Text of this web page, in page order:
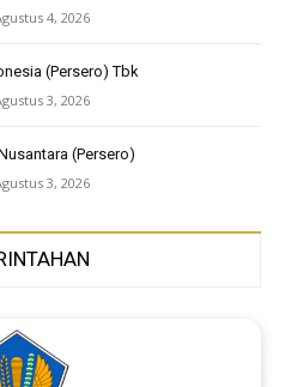
4, 2026
(Persero) Tbk
3, 2026
(Persero)
3, 2026